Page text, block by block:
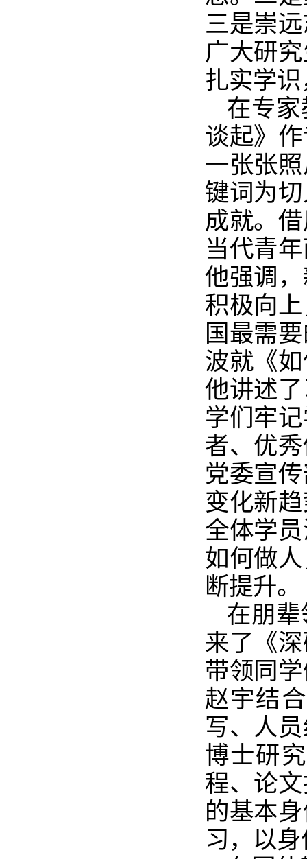
三是崇
广大研
扎实学
在专
谈起》
一张张
键词为
成就。
当代青
他强调
积极向
国最需
波就《
他讲述
学们牢
者、优
党委宣
变化新
全体学
如何做
断提升。
在朋
来了《
带领同
赵宇结
写、人
博士研
程、论
的基本
习，以